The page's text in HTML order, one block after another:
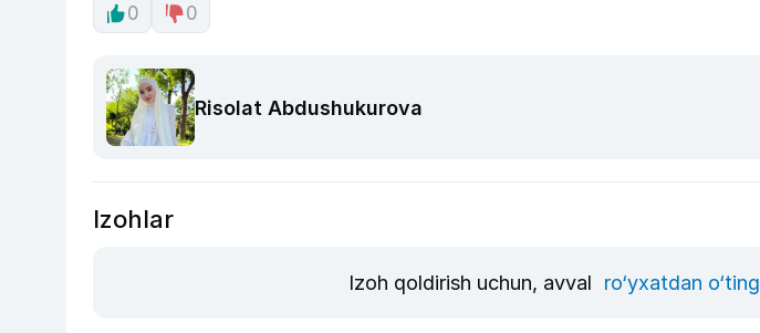
0 0
Risolat Abdushukurova
Izohlar
Izoh qoldirish uchun, avval ro‘yxatdan o‘ting